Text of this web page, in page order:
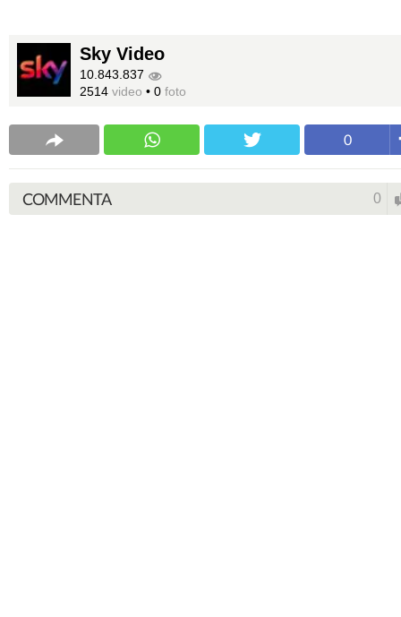
Sky Video
10.843.837
2514 video • 0 foto
0
COMMENTA 0